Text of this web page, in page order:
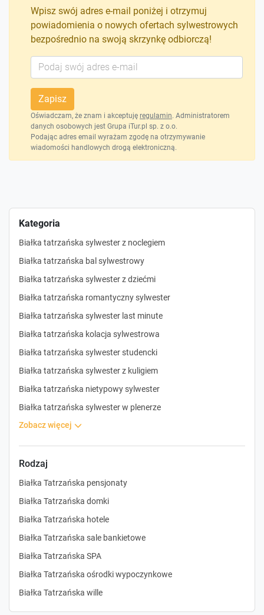
Kategoria
Białka tatrzańska sylwester z noclegiem
Białka tatrzańska bal sylwestrowy
Białka tatrzańska sylwester z dziećmi
Białka tatrzańska romantyczny sylwester
Białka tatrzańska sylwester last minute
Białka tatrzańska kolacja sylwestrowa
Białka tatrzańska sylwester studencki
Białka tatrzańska sylwester z kuligiem
Białka tatrzańska nietypowy sylwester
Białka tatrzańska sylwester w plenerze
zobacz więcej
Rodzaj
Białka Tatrzańska pensjonaty
Białka Tatrzańska domki
Białka Tatrzańska hotele
Białka Tatrzańska sale bankietowe
Białka Tatrzańska SPA
Białka Tatrzańska ośrodki wypoczynkowe
Białka Tatrzańska wille
Wpisz swój adres e-mail poniżej i otrzymuj
powiadomienia o nowych ofertach sylwestrowych
bezpośrednio na swoją skrzynkę odbiorczą!
Zapisz
Oświadczam, że znam i akceptuję regulamin. Administratorem
danych osobowych jest Grupa iTur.pl sp. z o.o.
Podając adres email wyrażam zgodę na otrzymywanie
wiadomości handlowych drogą elektroniczną.